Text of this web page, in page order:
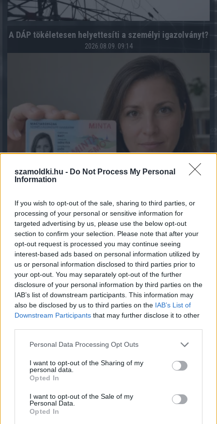
szamoldki.hu - Do Not Process My Personal
Information
If you wish to opt-out of the sale, sharing to third parties, or
processing of your personal or sensitive information for
targeted advertising by us, please use the below opt-out
section to confirm your selection. Please note that after your
opt-out request is processed you may continue seeing
interest-based ads based on personal information utilized by
us or personal information disclosed to third parties prior to
your opt-out. You may separately opt-out of the further
disclosure of your personal information by third parties on the
IAB’s list of downstream participants. This information may
also be disclosed by us to third parties on the IAB’s List of
Downstream Participants that may further disclose it to other
Please note that this website/app uses one or more Google
not limited to your visit or usage behaviour. You may click to
grant or deny consent to Google and its third-party tags to
use your data for below specified purposes in below Google
consent section.
Personal Data Processing Opt Outs
I want to opt-out of the Sharing of my
personal data.
Opted In
I want to opt-out of the Sale of my
Personal Data.
Opted In
A DÁP tökéletesen helyettesíti a személyi igazolványt?
2026.08.09. 09:14
A legtöbb mikroműanyag az eldobható ételdobozokból
kerül az ebédünkbe